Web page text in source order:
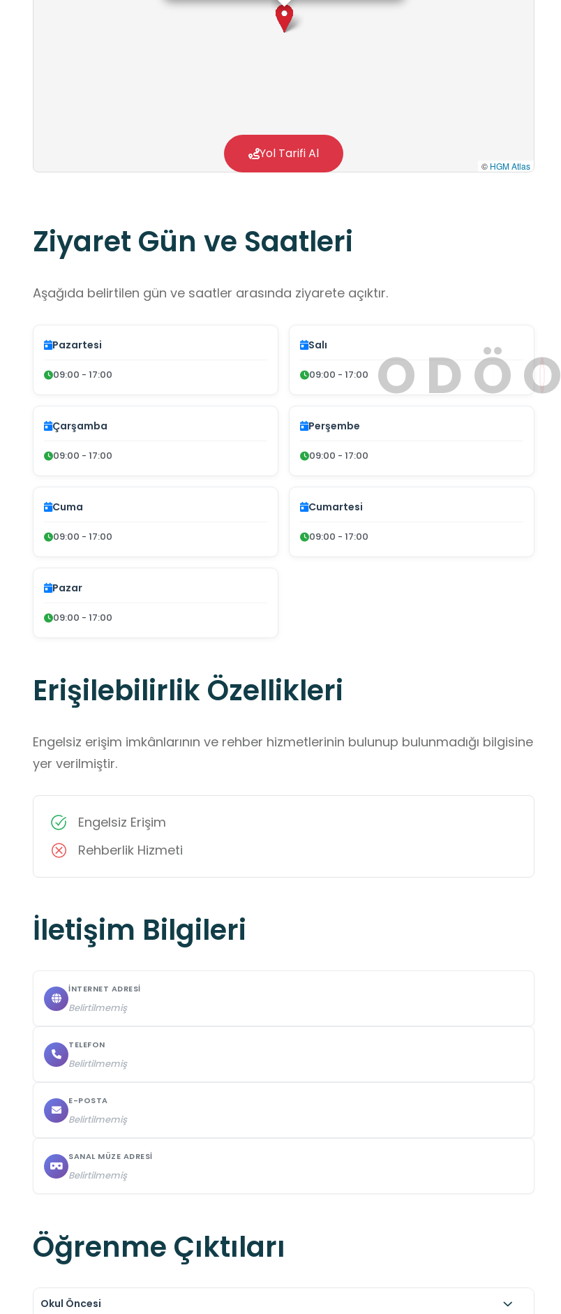
O DÖO
© HGM Atlas
Yol Tarifi Al
Ziyaret Gün ve Saatleri
Aşağıda belirtilen gün ve saatler arasında ziyarete açıktır.
Pazartesi
09:00 - 17:00
Salı
09:00 - 17:00
Çarşamba
09:00 - 17:00
Perşembe
09:00 - 17:00
Cuma
09:00 - 17:00
Cumartesi
09:00 - 17:00
Pazar
09:00 - 17:00
Erişilebilirlik Özellikleri
Engelsiz erişim imkânlarının ve rehber hizmetlerinin bulunup bulunmadığı bilgisine
yer verilmiştir.
Engelsiz Erişim
Rehberlik Hizmeti
İletişim Bilgileri
İNTERNET ADRESI
Belirtilmemiş
TELEFON
Belirtilmemiş
E-POSTA
Belirtilmemiş
SANAL MÜZE ADRESI
Belirtilmemiş
Öğrenme Çıktıları
Okul Öncesi